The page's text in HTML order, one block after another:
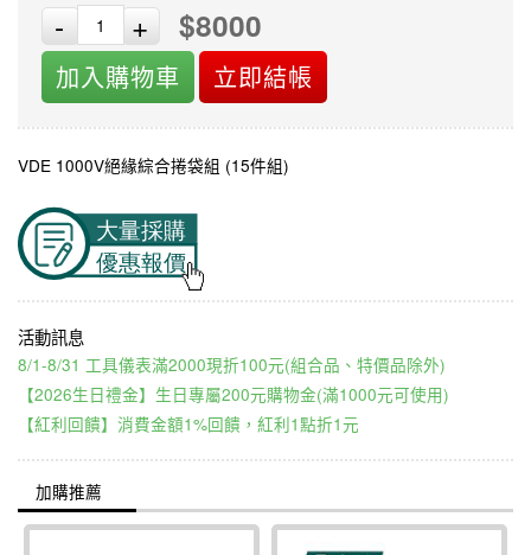
-
+ $8000
加入購物車 立即結帳
VDE 1000V絕緣綜合捲袋組 (15件組)
8/1-8/31 工具儀表滿2000現折100元(組合品、特價品除外)
【2026生日禮金】生日專屬200元購物金(滿1000元可使用)
【紅利回饋】消費金額1%回饋，紅利1點折1元
加購推薦